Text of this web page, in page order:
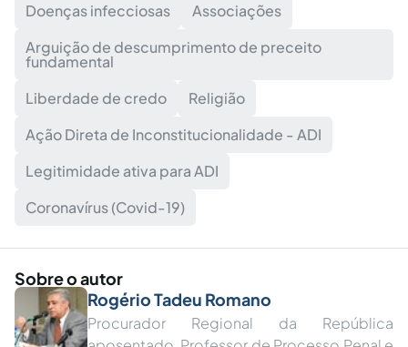
Doenças infecciosas
Associações
Arguição de descumprimento de preceito
fundamental
Liberdade de credo
Religião
Ação Direta de Inconstitucionalidade - ADI
Legitimidade ativa para ADI
Coronavírus (Covid-19)
Sobre o autor
Rogério Tadeu Romano
Procurador Regional da República